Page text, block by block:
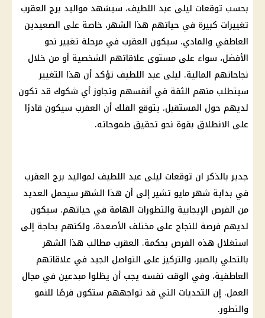
بحسب توقعات ليلى عبد اللطيف، سيشهد مواليد برج العقرب
تغييرات كبيرة في حياتهم هذا الشهر، خاصة على الصعيدين
العاطفي والمادي. سيكون العقرب في مرحلة تغيير نحو
الأفضل، سواء على مستوى علاقاتهم الشخصية أو من خلال
نجاحاتهم المالية. ليلى عبد اللطيف تؤكد أن هذا التغيير
سيتطلب منهم الثقة في أنفسهم وتجاوز أي شكوك قد تكون
لديهم حول المستقبل. يتوقع الفلك أن العقرب سيكون قادرًا
على الانطلاق بقوة نحو تحقيق طموحاته.
جدير بالذكر ان توقعات ليلى عبد اللطيف لمواليد برج العقرب
في بداية شهر مايو تشير إلى أن هذا الشهر سيحمل العديد
من الفرص الإيجابية والتطورات الهامة في حياتهم. سيكون
لديهم فرصة للنجاح على مختلف الأصعدة، ولكنهم بحاجة إلى
استغلال هذه الفرص بحكمة. العقرب مطالب هذا الشهر
بالتحلي بالصبر، والتركيز على التواصل الجيد في علاقاتهم
العاطفية، وفي الوقت نفسه يجب أن يظلوا مبدعين في مجال
العمل. إن التحديات التي قد تواجههم ستكون فرصًا للنمو
والتطور.